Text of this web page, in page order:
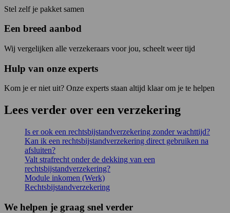
Stel zelf je pakket samen
Een breed aanbod
Wij vergelijken alle verzekeraars voor jou, scheelt weer tijd
Hulp van onze experts
Kom je er niet uit? Onze experts staan altijd klaar om je te helpen
Lees verder over een verzekering
Is er ook een rechtsbijstandverzekering zonder wachttijd?
Kan ik een rechtsbijstandverzekering direct gebruiken na
afsluiten?
Valt strafrecht onder de dekking van een
rechtsbijstandverzekering?
Module inkomen (Werk)
Rechtsbijstandverzekering
We helpen je graag snel verder